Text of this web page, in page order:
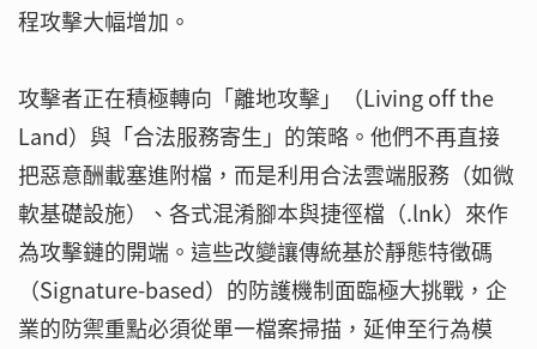
程攻擊大幅增加。
攻擊者正在積極轉向「離地攻擊」（Living off the
Land）與「合法服務寄生」的策略。他們不再直接
把惡意酬載塞進附檔，而是利用合法雲端服務（如微
軟基礎設施）、各式混淆腳本與捷徑檔（.lnk）來作
為攻擊鏈的開端。這些改變讓傳統基於靜態特徵碼
（Signature-based）的防護機制面臨極大挑戰，企
業的防禦重點必須從單一檔案掃描，延伸至行為模